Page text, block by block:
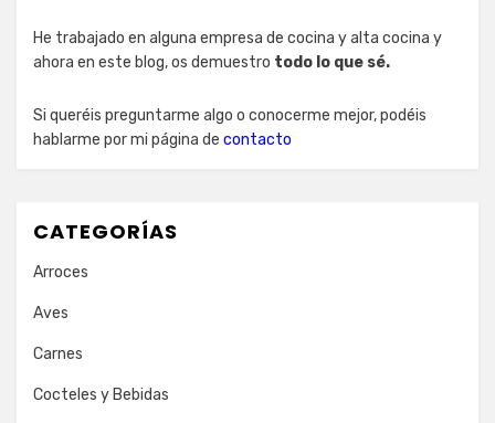
He trabajado en alguna empresa de cocina y alta cocina y
ahora en este blog, os demuestro todo lo que sé.
Si queréis preguntarme algo o conocerme mejor, podéis
hablarme por mi página de contacto
CATEGORÍAS
Arroces
Aves
Carnes
Cocteles y Bebidas